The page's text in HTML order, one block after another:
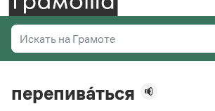
Искать на Грамоте
Справочная служба
перепива́ться